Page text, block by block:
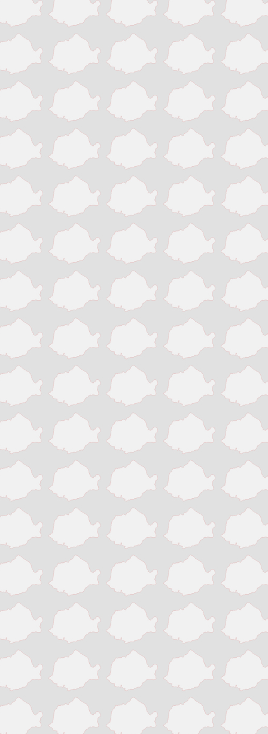
Mangalia
Medias
Odorheiu Secuiesc
Onesti
Oradea
Petrosani
Piatra Neamt
Pitesti
Ploiesti
Roman
Sibiu
Sighisoara
Sinaia
Slatina
Suceava
Targu Jiu
Targu Mures
Timisoara
Tinaud